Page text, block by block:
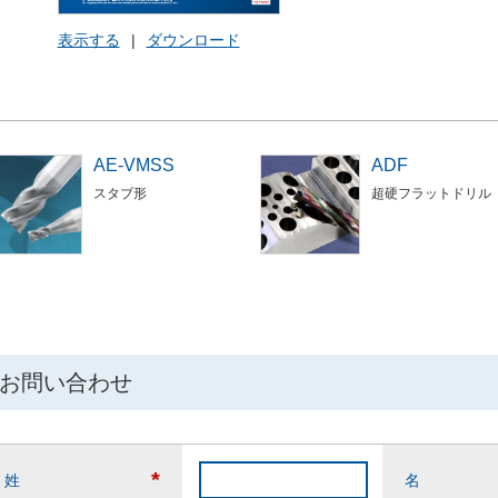
表示する | ダウンロード
AE-VMSS
スタブ形
ADF
超硬フラットドリル
お問い合わせ
*
姓 名